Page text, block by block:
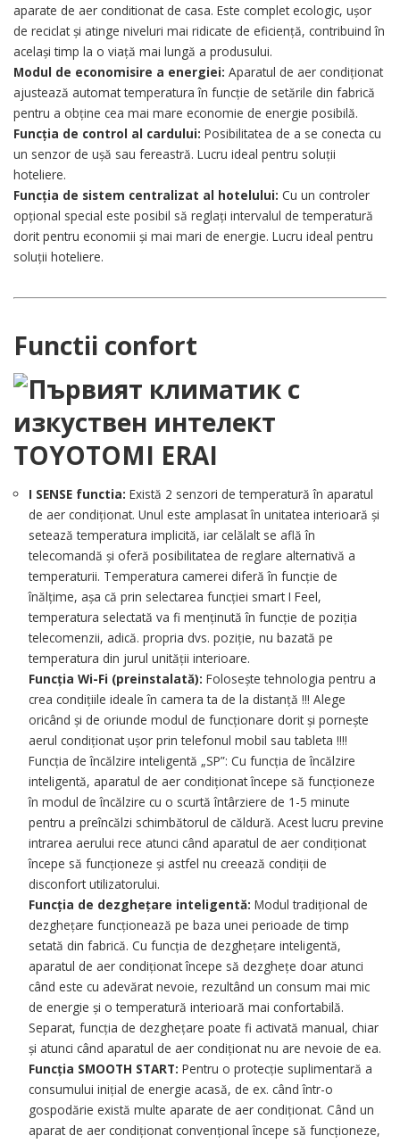
aparate de aer conditionat de casa. Este complet ecologic, ușor
de reciclat și atinge niveluri mai ridicate de eficiență, contribuind în
același timp la o viață mai lungă a produsului.
Modul de economisire a energiei: Aparatul de aer condiționat
ajustează automat temperatura în funcție de setările din fabrică
pentru a obține cea mai mare economie de energie posibilă.
Funcția de control al cardului: Posibilitatea de a se conecta cu
un senzor de ușă sau fereastră. Lucru ideal pentru soluții
hoteliere.
Funcția de sistem centralizat al hotelului: Cu un controler
opțional special este posibil să reglați intervalul de temperatură
dorit pentru economii și mai mari de energie. Lucru ideal pentru
soluții hoteliere.
Functii confort
I SENSE functia: Există 2 senzori de temperatură în aparatul
de aer condiționat. Unul este amplasat în unitatea interioară și
setează temperatura implicită, iar celălalt se află în
telecomandă și oferă posibilitatea de reglare alternativă a
temperaturii. Temperatura camerei diferă în funcție de
înălțime, așa că prin selectarea funcției smart I Feel,
temperatura selectată va fi menținută în funcție de poziția
telecomenzii, adică. propria dvs. poziție, nu bazată pe
temperatura din jurul unității interioare.
Funcția Wi-Fi (preinstalată): Folosește tehnologia pentru a
crea condițiile ideale în camera ta de la distanță !!! Alege
oricând și de oriunde modul de funcționare dorit și pornește
aerul condiționat ușor prin telefonul mobil sau tableta !!!!
Funcția de încălzire inteligentă „SP”: Cu funcția de încălzire
inteligentă, aparatul de aer condiționat începe să funcționeze
în modul de încălzire cu o scurtă întârziere de 1-5 minute
pentru a preîncălzi schimbătorul de căldură. Acest lucru previne
intrarea aerului rece atunci când aparatul de aer condiționat
începe să funcționeze și astfel nu creează condiții de
disconfort utilizatorului.
Funcția de dezghețare inteligentă: Modul tradițional de
dezghețare funcționează pe baza unei perioade de timp
setată din fabrică. Cu funcția de dezghețare inteligentă,
aparatul de aer condiționat începe să dezghețe doar atunci
când este cu adevărat nevoie, rezultând un consum mai mic
de energie și o temperatură interioară mai confortabilă.
Separat, funcția de dezghețare poate fi activată manual, chiar
și atunci când aparatul de aer condiționat nu are nevoie de ea.
Funcția SMOOTH START: Pentru o protecție suplimentară a
consumului inițial de energie acasă, de ex. când într-o
gospodărie există multe aparate de aer condiționat. Când un
aparat de aer condiționat convențional începe să funcționeze,